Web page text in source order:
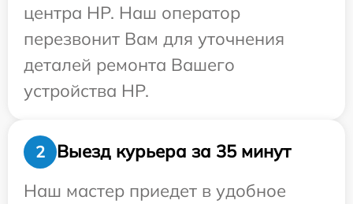
центра HP. Наш оператор
перезвонит Вам для уточнения
деталей ремонта Вашего
устройства HP.
2
Выезд курьера за 35 минут
Наш мастер приедет в удобное